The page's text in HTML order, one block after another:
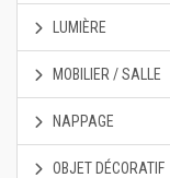
LUMIÈRE
MOBILIER / SALLE
NAPPAGE
OBJET DÉCORATIF